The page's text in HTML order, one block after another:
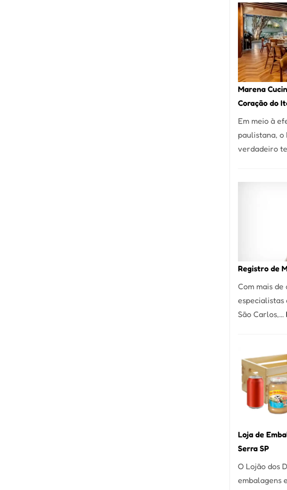
Marena
Coração do
Em meio à
paulistana, o
verdadeiro
Registro de
Com mais de
especialistas
São Carlos,…
Loja de
Serra SP
O Lojão dos
embalagens